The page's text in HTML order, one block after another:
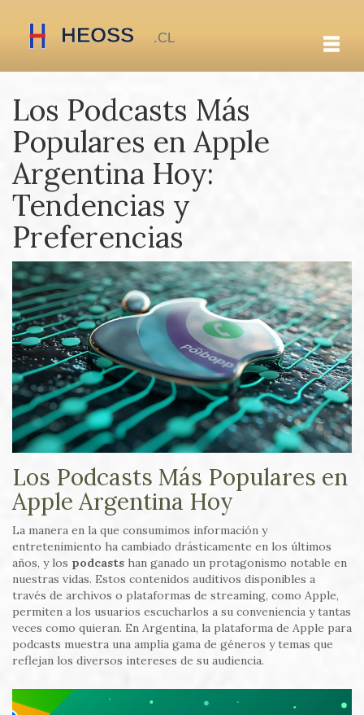
Los Podcasts Más
Populares en Apple
Argentina Hoy:
Tendencias y
Preferencias
Los Podcasts Más Populares en
Apple Argentina Hoy
La manera en la que consumimos información y
entretenimiento ha cambiado drásticamente en los últimos
años, y los podcasts han ganado un protagonismo notable en
nuestras vidas. Estos contenidos auditivos disponibles a
través de archivos o plataformas de streaming, como Apple,
permiten a los usuarios escucharlos a su conveniencia y tantas
veces como quieran. En Argentina, la plataforma de Apple para
podcasts muestra una amplia gama de géneros y temas que
reflejan los diversos intereses de su audiencia.